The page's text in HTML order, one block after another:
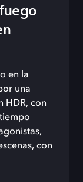
en la
una
HDR, con
con